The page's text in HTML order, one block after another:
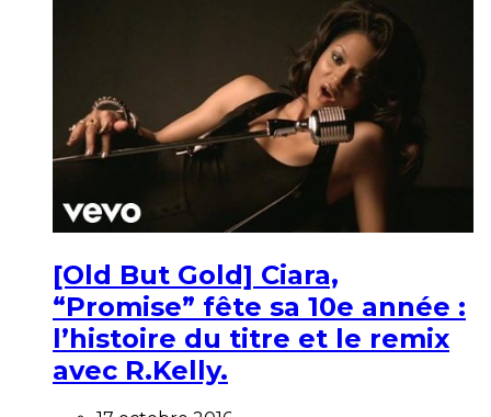
[Old But Gold] Ciara,
“Promise” fête sa 10e année :
l’histoire du titre et le remix
avec R.Kelly.